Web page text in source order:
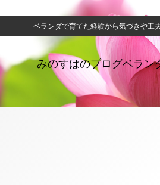
ベランダで育てた経験から気づきや工
みのすはのブログベラン